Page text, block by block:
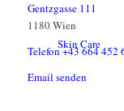
Skin Care
Gentzgasse 111
1180 Wien
Telefon +43 664 452
Email senden